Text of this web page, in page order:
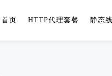
首页 HTTP代理套餐 静态